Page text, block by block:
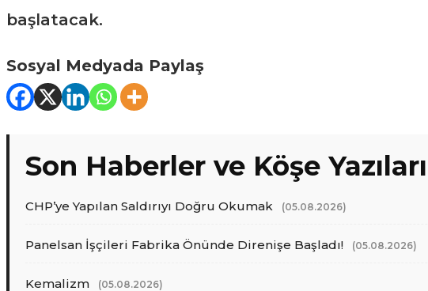
başlatacak.
Sosyal Medyada Paylaş
Son Haberler ve Köşe Yazıları
CHP’ye Yapılan Saldırıyı Doğru Okumak (05.08.2026)
Panelsan İşçileri Fabrika Önünde Direnişe Başladı! (05.08.2026)
Kemalizm (05.08.2026)